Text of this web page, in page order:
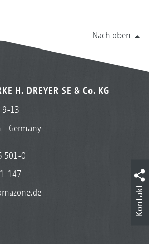
Nach oben
H. DREYER SE & Co. KG
9-13
- Germany
501-0
147
Kontakt